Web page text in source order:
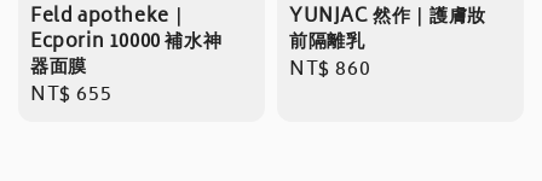
Feld apotheke｜
Ecporin 10000 補水神
器面膜
Regular
NT$ 655
YUNJAC 然作｜護膚妝
前隔離乳
Regular
NT$ 860